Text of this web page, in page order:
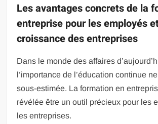
Les avantages concrets de la
entreprise pour les employés
croissance des entreprises
Dans le monde des affaires
l’importance de l’éducation continue
sous-estimée. La formation en
révélée être un outil précieux pour les
les entreprises.